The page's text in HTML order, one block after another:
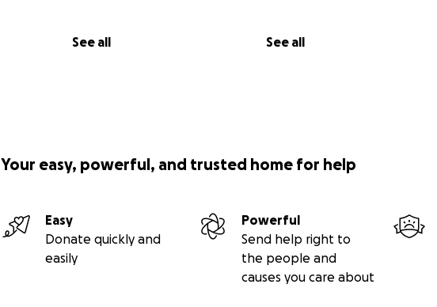
See all See all
Your easy, powerful, and trusted home for help
Easy
Donate quickly and
easily
Powerful
Send help right to
the people and
causes you care about